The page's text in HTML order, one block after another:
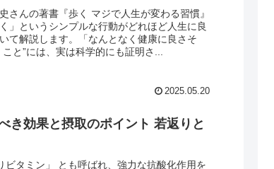
さんの著書『歩く マジで人生が変わる習慣』
」というシンプルな行動がどれほど人生に良
て解説します。「なんとなく健康に良さそ
と”には、実は科学的にも証明さ...
2025.05.20
き効果と摂取のポイント 若返りと
ビタミン」 とも呼ばれ、強力な抗酸化作用を